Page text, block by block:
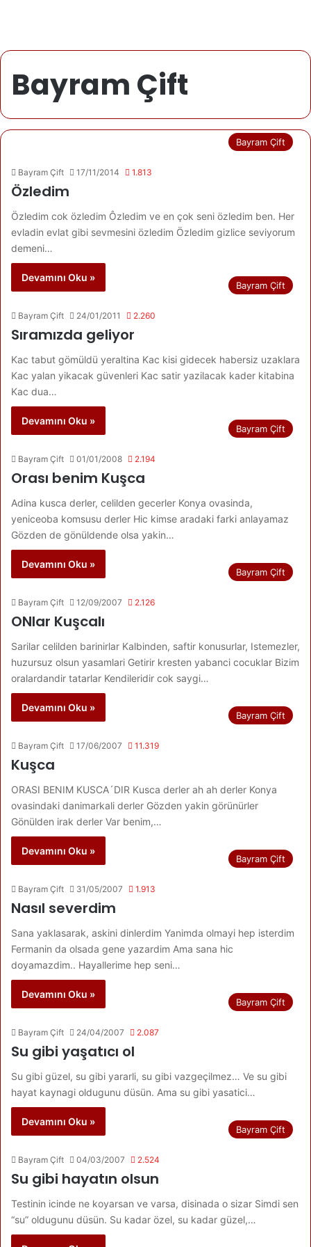
Bayram Çift
Bayram Çift
Bayram Çift 17/11/2014 1.813
Özledim
Özledim cok özledim Ôzledim ve en çok seni özledim ben. Her
evladin evlat gibi sevmesini özledim Özledim gizlice seviyorum
demeni…
Devamını Oku »
Bayram Çift
Bayram Çift 24/01/2011 2.260
Sıramızda geliyor
Kac tabut gömüldü yeraltina Kac kisi gidecek habersiz uzaklara
Kac yalan yikacak güvenleri Kac satir yazilacak kader kitabina
Kac dua…
Devamını Oku »
Bayram Çift
Bayram Çift 01/01/2008 2.194
Orası benim Kuşca
Adina kusca derler, celilden gecerler Konya ovasinda,
yeniceoba komsusu derler Hic kimse aradaki farki anlayamaz
Gözden de gönüldende olsa yakin…
Devamını Oku »
Bayram Çift
Bayram Çift 12/09/2007 2.126
ONlar Kuşcalı
Sarilar celilden barinirlar Kalbinden, saftir konusurlar, Istemezler,
huzursuz olsun yasamlari Getirir kresten yabanci cocuklar Bizim
oralardandir tatarlar Kendileridir cok saygi…
Devamını Oku »
Bayram Çift
Bayram Çift 17/06/2007 11.319
Kuşca
ORASI BENIM KUSCA´DIR Kusca derler ah ah derler Konya
ovasindaki danimarkali derler Gözden yakin görünürler
Gönülden irak derler Var benim,…
Devamını Oku »
Bayram Çift
Bayram Çift 31/05/2007 1.913
Nasıl severdim
Sana yaklasarak, askini dinlerdim Yanimda olmayi hep isterdim
Fermanin da olsada gene yazardim Ama sana hic
doyamazdim.. Hayallerime hep seni…
Devamını Oku »
Bayram Çift
Bayram Çift 24/04/2007 2.087
Su gibi yaşatıcı ol
Su gibi güzel, su gibi yararli, su gibi vazgeçilmez… Ve su gibi
hayat kaynagi oldugunu düsün. Ama su gibi yasatici…
Devamını Oku »
Bayram Çift
Bayram Çift 04/03/2007 2.524
Su gibi hayatın olsun
Testinin icinde ne koyarsan ve varsa, disinada o sizar Simdi sen
“su” oldugunu düsün. Su kadar özel, su kadar güzel,…